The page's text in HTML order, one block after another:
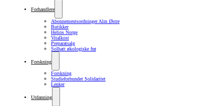
Forhandlere
Abonnementsordninger Alm Østre
Butikker
Helios Norge
Vitalkost
Preparatsalg
Solhatt økologiske frø
Forskning
Forskning
Studieforbundet Solidaritet
Lenker
Utdanning